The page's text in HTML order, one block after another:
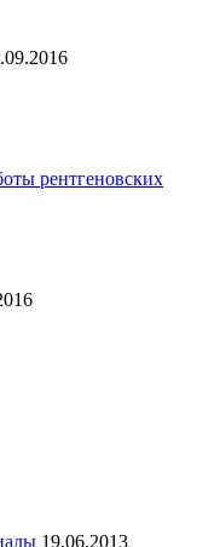
рентгеновских
19.06.2013